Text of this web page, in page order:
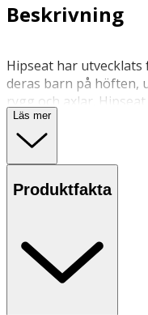
Beskrivning
Hipseat har
deras barn på höften,
rygg och axlar.
sitta på, som hjälper
även när de börjar bli
nära kroppen på den
Praktiskt och mycket
För barn mellan 6-36
Läs mer
Produktfakta